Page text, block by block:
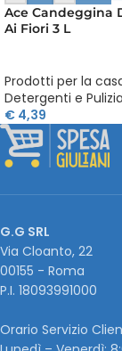
Ace Candeggina
Ai Fiori 3 L
Prodotti per la
Detergenti e Pulizia
€ 4,39
G.G SRL
Via Cloanto, 22
00155 - Roma
P.I. ‭18093991000
Orario Servizio